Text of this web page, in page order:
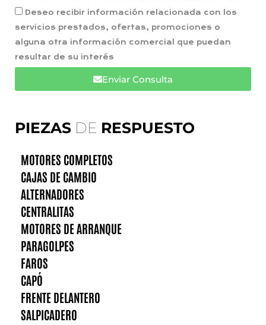
PIEZAS DE RESPUESTO
MOTORES COMPLETOS
CAJAS DE CAMBIO
ALTERNADORES
CENTRALITAS
MOTORES DE ARRANQUE
PARAGOLPES
FAROS
CAPÓ
FRENTE DELANTERO
SALPICADERO
Deseo recibir información relacionada con los
servicios prestados, ofertas, promociones o
alguna otra información comercial que puedan
resultar de su interés
Enviar Consulta